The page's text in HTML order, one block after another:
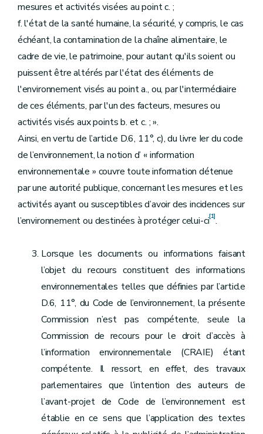
mesures et activités visées au point c. ;
f. l'état de la santé humaine, la sécurité, y compris, le cas
échéant, la contamination de la chaîne alimentaire, le
cadre de vie, le patrimoine, pour autant qu'ils soient ou
puissent être altérés par l'état des éléments de
l'environnement visés au point a., ou, par l'intermédiaire
de ces éléments, par l'un des facteurs, mesures ou
activités visés aux points b. et c. ; ».
Ainsi, en vertu de l’article D.6, 11°, c), du livre Ier du code
de l’environnement, la notion d’ « information
environnementale » couvre toute information détenue
par une autorité publique, concernant les mesures et les
activités ayant ou susceptibles d’avoir des incidences sur
l’environnement ou destinées à protéger celui-ci[1].
Lorsque les documents ou informations faisant
l’objet du recours constituent des informations
environnementales telles que définies par l’article
D.6, 11°, du Code de l’environnement, la présente
Commission n’est pas compétente, seule la
Commission de recours pour le droit d’accès à
l’information environnementale (CRAIE) étant
compétente. Il ressort, en effet, des travaux
parlementaires que l’intention des auteurs de
l’avant-projet de Code de l’environnement est
établie en ce sens que l’application des textes